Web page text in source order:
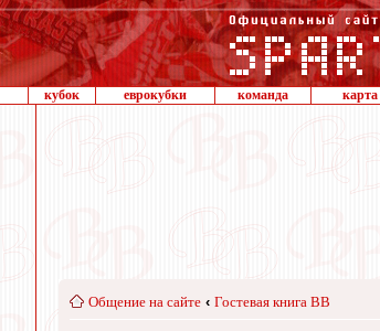
кубок еврокубки команда
Общение на сайте ‹ Гостевая книга ВВ